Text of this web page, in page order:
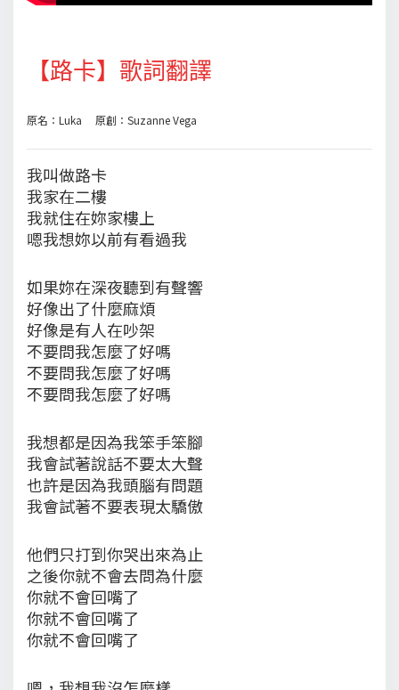
【路卡】歌詞翻譯
原名：Luka 原創：Suzanne Vega
我叫做路卡
我家在二樓
我就住在妳家樓上
嗯我想妳以前有看過我
如果妳在深夜聽到有聲響
好像出了什麼麻煩
好像是有人在吵架
不要問我怎麼了好嗎
不要問我怎麼了好嗎
不要問我怎麼了好嗎
我想都是因為我笨手笨腳
我會試著說話不要太大聲
也許是因為我頭腦有問題
我會試著不要表現太驕傲
他們只打到你哭出來為止
之後你就不會去問為什麼
你就不會回嘴了
你就不會回嘴了
你就不會回嘴了